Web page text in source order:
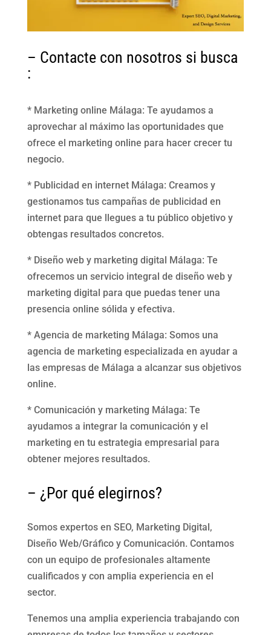
– Contacte con nosotros si busca
:
* Marketing online Málaga: Te ayudamos a
aprovechar al máximo las oportunidades que
ofrece el marketing online para hacer crecer tu
negocio.
* Publicidad en internet Málaga: Creamos y
gestionamos tus campañas de publicidad en
internet para que llegues a tu público objetivo y
obtengas resultados concretos.
* Diseño web y marketing digital Málaga: Te
ofrecemos un servicio integral de diseño web y
marketing digital para que puedas tener una
presencia online sólida y efectiva.
* Agencia de marketing Málaga: Somos una
agencia de marketing especializada en ayudar a
las empresas de Málaga a alcanzar sus objetivos
online.
* Comunicación y marketing Málaga: Te
ayudamos a integrar la comunicación y el
marketing en tu estrategia empresarial para
obtener mejores resultados.
– ¿Por qué elegirnos?
Somos expertos en SEO, Marketing Digital,
Diseño Web/Gráfico y Comunicación. Contamos
con un equipo de profesionales altamente
cualificados y con amplia experiencia en el
sector.
Tenemos una amplia experiencia trabajando con